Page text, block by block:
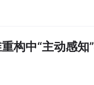
构中“主动感知